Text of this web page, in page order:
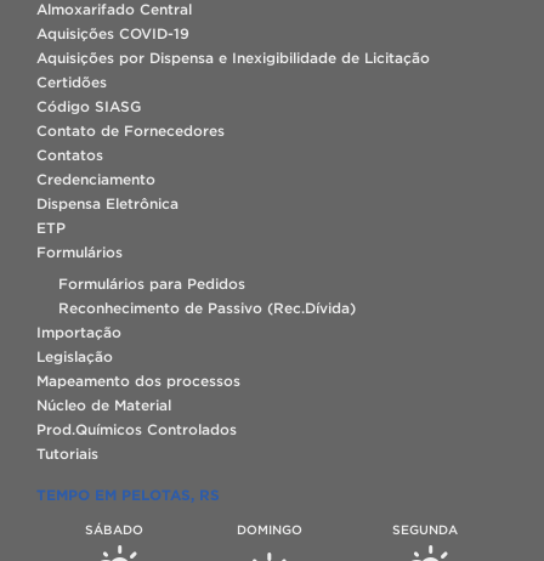
Almoxarifado Central
Aquisições COVID-19
Aquisições por Dispensa e Inexigibilidade de Licitação
Certidões
Código SIASG
Contato de Fornecedores
Contatos
Credenciamento
Dispensa Eletrônica
ETP
Formulários
Formulários para Pedidos
Reconhecimento de Passivo (Rec.Dívida)
Importação
Legislação
Mapeamento dos processos
Núcleo de Material
Prod.Químicos Controlados
Tutoriais
TEMPO EM PELOTAS, RS
SÁBADO DOMINGO SEGUNDA